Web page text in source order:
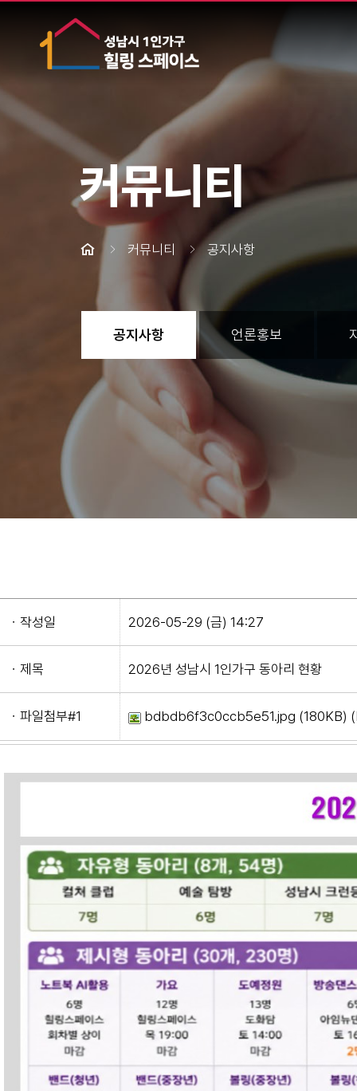
커뮤니티
커뮤니티 공지사항
공지사항 언론홍보
ㆍ작성일 2026-05-29 (금) 14:27
ㆍ제목 2026년 성남시 1인가구 동아리 현황
ㆍ파일첨부#1 bdbdb6f3c0ccb5e51.jpg (180KB)